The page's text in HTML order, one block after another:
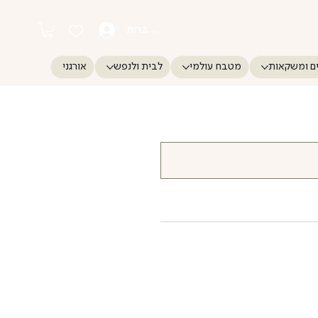
ומשקאות מטבח עולמי לבית ולנפש אורגני